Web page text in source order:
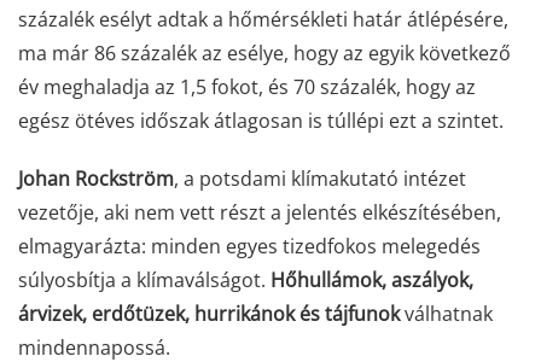
százalék esélyt adtak a hőmérsékleti határ átlépésére,
ma már 86 százalék az esélye, hogy az egyik következő
év meghaladja az 1,5 fokot, és 70 százalék, hogy az
egész ötéves időszak átlagosan is túllépi ezt a szintet.
Johan Rockström, a potsdami klímakutató intézet
vezetője, aki nem vett részt a jelentés elkészítésében,
elmagyarázta: minden egyes tizedfokos melegedés
súlyosbítja a klímaválságot. Hőhullámok, aszályok,
árvizek, erdőtüzek, hurrikánok és tájfunokválhatnak
mindennapossá.